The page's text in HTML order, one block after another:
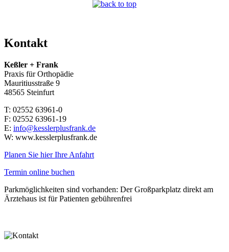
Kontakt
Keßler + Frank
Praxis für Orthopädie
Mauritiusstraße 9
48565 Steinfurt
T: 02552 63961-0
F: 02552 63961-19
E: info@kesslerplusfrank.de
W: www.kesslerplusfrank.de
Planen Sie hier Ihre Anfahrt
Termin online buchen
Parkmöglichkeiten sind vorhanden: Der Großparkplatz direkt am
Ärztehaus ist für Patienten gebührenfrei